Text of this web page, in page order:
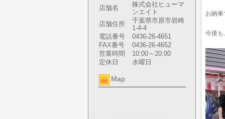
店舗名
株式会社ヒューマ
ンエイト
店舗住所
千葉県市原市岩崎
1-4-4
電話番号
0436-26-4651
FAX番号
0436-26-4652
営業時間
10:00～20:00
定休日
水曜日
Map
お納
今後も